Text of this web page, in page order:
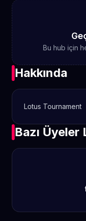
Bu hub için
Hakkında
Lotus Tournament
Bazı Üyeler